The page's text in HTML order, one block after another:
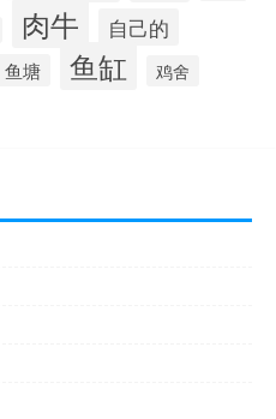
肉牛 自己的
鱼塘 鱼缸 鸡舍